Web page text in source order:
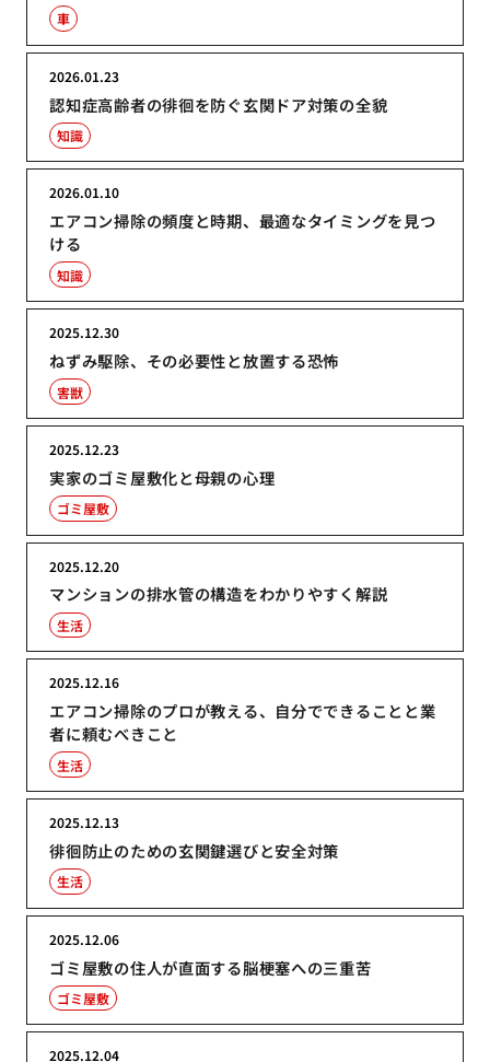
車
認知症高齢者の徘徊を防ぐ玄関ドア対策の全貌
2026.01.23
知識
エアコン掃除の頻度と時期、最適なタイミングを見つ
ける
2026.01.10
知識
ねずみ駆除、その必要性と放置する恐怖
2025.12.30
害獣
実家のゴミ屋敷化と母親の心理
2025.12.23
ゴミ屋敷
マンションの排水管の構造をわかりやすく解説
2025.12.20
生活
エアコン掃除のプロが教える、自分でできることと業
者に頼むべきこと
2025.12.16
生活
徘徊防止のための玄関鍵選びと安全対策
2025.12.13
生活
ゴミ屋敷の住人が直面する脳梗塞への三重苦
2025.12.06
ゴミ屋敷
2025.12.04